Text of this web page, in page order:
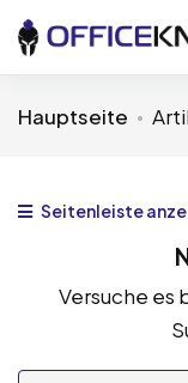
Hauptseite
Seitenleiste
Versuche es